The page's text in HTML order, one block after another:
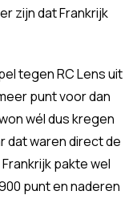
zijn dat Frankrijk
tegen RC Lens uit
punt voor dan
wél dus kregen
dat waren direct de
pakte wel
punt en naderen